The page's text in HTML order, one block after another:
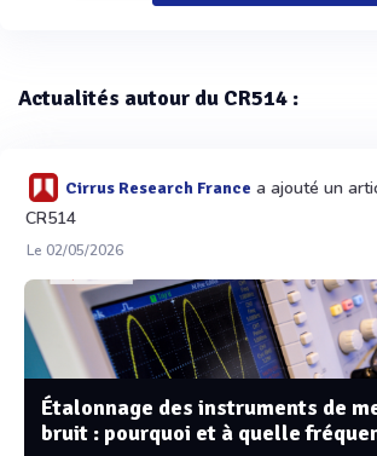
Actualités autour du CR514 :
Cirrus Research France a ajouté un
CR514
Le 02/05/2026
Étalonnage des instruments de
bruit : pourquoi et à quelle